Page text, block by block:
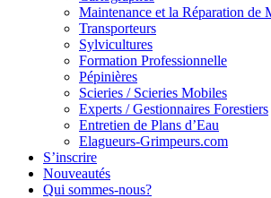
Maintenance et la Réparation de
Transporteurs
Sylvicultures
Formation Professionnelle
Pépinières
Scieries / Scieries Mobiles
Experts / Gestionnaires Forestiers
Entretien de Plans d’Eau
Elagueurs-Grimpeurs.com
S’inscrire
Nouveautés
Qui sommes-nous?